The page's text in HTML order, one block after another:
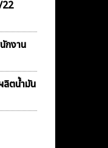
กงาน
ลิตน้ำมัน